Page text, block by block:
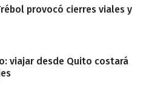
provocó cierres viales y
viajar desde Quito costará